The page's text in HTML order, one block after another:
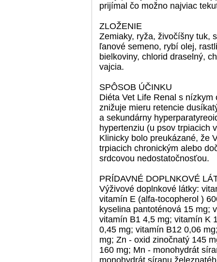
prijímal čo možno najviac
ZLOŽENIE
Zemiaky, ryža, živočíšny tuk,
ľanové semeno, rybí olej,
bielkoviny, chlorid draselný,
vajcia.
SPÔSOB ÚČINKU
Diéta Vet Life Renal s
znižuje mieru retencie
a sekundárny
hypertenziu (u psov trpiacich
Klinicky bolo preukázané, že
trpiacich chronickým alebo
srdcovou nedostatočnosťou.
PRÍDAVNÉ DOPLNKOVÉ
Výživové doplnkové látky:
vitamín E (alfa-tocopherol )
kyselina pantoténová 15 mg;
vitamín B1 4,5 mg; vitamín K
0,45 mg; vitamín B12 0,06
mg; Zn - oxid zinočnatý 145
160 mg; Mn - monohydrát
monohydrát síranu